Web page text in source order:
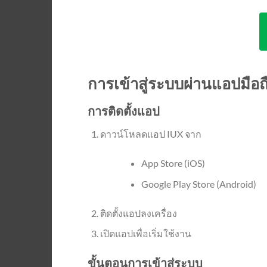
การเข้าสู่ระบบผ่านแอปมือ
การติดตั้งแอป
ดาวน์โหลดแอป IUX จาก
App Store (iOS)
Google Play Store (Android)
ติดตั้งแอปลงเครื่อง
เปิดแอปเพื่อเริ่มใช้งาน
ขั้นตอนการเข้าสู่ระบบ